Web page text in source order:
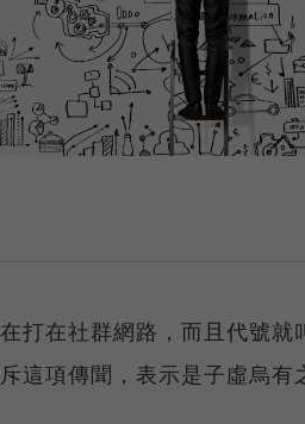
打在社群網路，而且代號
這項傳聞，表示是子虛烏有